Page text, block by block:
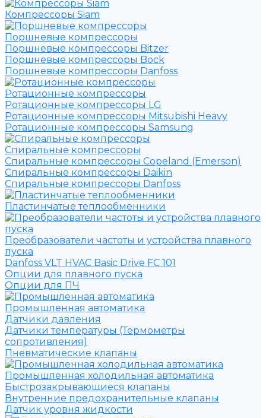
Компрессоры Siam
Поршневые компрессоры
Поршневые компрессоры Bitzer
Поршневые компрессоры Bock
Поршневые компрессоры Danfoss
Ротационные компрессоры
Ротационные компрессоры LG
Ротационные компрессоры Mitsubishi Heavy
Ротационные компрессоры Samsung
Спиральные компрессоры
Спиральные компрессоры Copeland (Emerson)
Спиральные компрессоры Daikin
Спиральные компрессоры Danfoss
Пластинчатые теплообменники
Преобразователи частоты и устройства плавного
пуска
Danfoss VLT HVAC Basic Drive FC 101
Опции для плавного пуска
Опции для ПЧ
Промышленная автоматика
Датчики давления
Датчики температуры (Термометры
сопротивления)
Пневматические клапаны
Промышленная холодильная автоматика
Быстрозакрывающиеся клапаны
Внутренние предохранительные клапаны
Датчик уровня жидкости